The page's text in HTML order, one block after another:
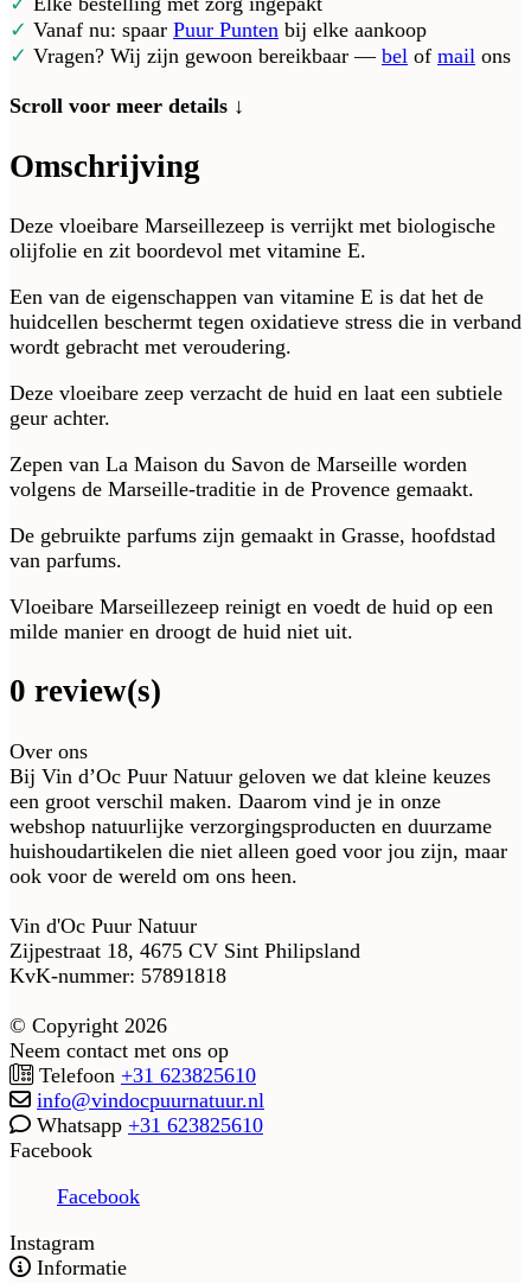
✓ Vanaf nu: spaar Puur Punten bij elke aankoop
✓ Vragen? Wij zijn gewoon bereikbaar — bel of mail ons
Scroll voor meer details ↓
Omschrijving
Deze vloeibare Marseillezeep is verrijkt met biologische
olijfolie en zit boordevol met vitamine E.
Een van de eigenschappen van vitamine E is dat het de
huidcellen beschermt tegen oxidatieve stress die in verband
wordt gebracht met veroudering.
Deze vloeibare zeep verzacht de huid en laat een subtiele
geur achter.
Zepen van La Maison du Savon de Marseille worden
volgens de Marseille-traditie in de Provence gemaakt.
De gebruikte parfums zijn gemaakt in Grasse, hoofdstad
van parfums.
Vloeibare Marseillezeep reinigt en voedt de huid op een
milde manier en droogt de huid niet uit.
0 review(s)
Over ons
Bij Vin d’Oc Puur Natuur geloven we dat kleine keuzes
een groot verschil maken. Daarom vind je in onze
webshop natuurlijke verzorgingsproducten en duurzame
huishoudartikelen die niet alleen goed voor jou zijn, maar
ook voor de wereld om ons heen.
Vin d'Oc Puur Natuur
Zijpestraat 18, 4675 CV Sint Philipsland
KvK-nummer: 57891818
© Copyright 2026
Neem contact met ons op
Telefoon +31 623825610
info@vindocpuurnatuur.nl
Whatsapp +31 623825610
Facebook
Facebook
Instagram
Informatie